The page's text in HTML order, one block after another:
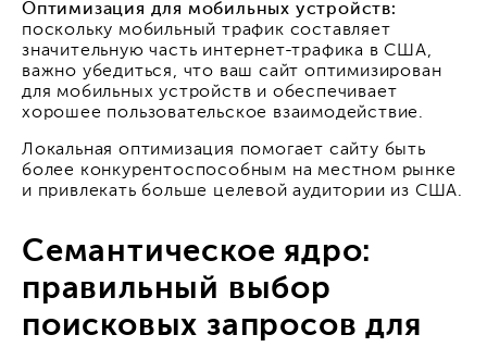
Оптимизация для мобильных устройств:
поскольку мобильный трафик составляет
значительную часть интернет-трафика в США,
важно убедиться, что ваш сайт оптимизирован
для мобильных устройств и обеспечивает
хорошее пользовательское взаимодействие.
Локальная оптимизация помогает сайту быть
более конкурентоспособным на местном рынке
и привлекать больше целевой аудитории из США.
Семантическое ядро:
правильный выбор
поисковых запросов для